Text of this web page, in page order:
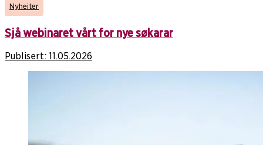
Nyheiter
Sjå webinaret vårt for nye søkarar
Publisert: 11.05.2026